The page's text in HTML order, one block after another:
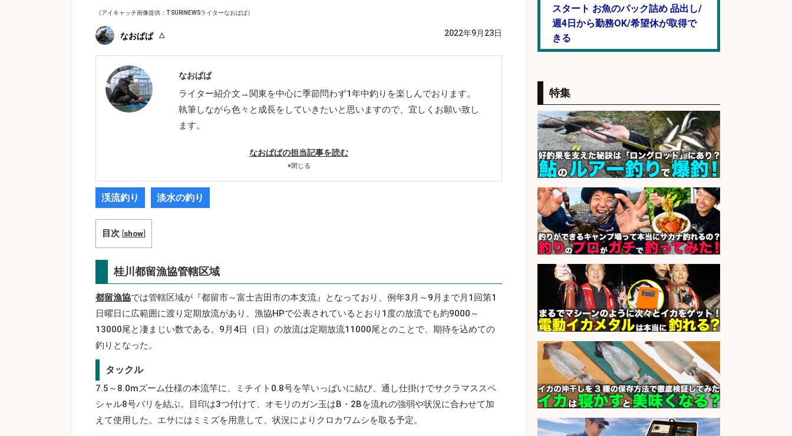
（アイキャッチ画像提供：TSURINEWSライターなおぱぱ）
なおぱぱ 2022年9月23日
なおぱぱ
ライター紹介文→関東を中心に季節問わず1年中釣りを楽しんでおります。
執筆しながら色々と成長をしていきたいと思いますので、宜しくお願い致し
ます。
なおぱぱの担当記事を読む
×閉じる
渓流釣り 淡水の釣り
目次 [show]
桂川都留漁協管轄区域
都留漁協では管轄区域が『都留市～富士吉田市の本支流』となっており、例年3月～9月まで月1回第1
日曜日に広範囲に渡り定期放流があり、漁協HPで公表されているとおり1度の放流でも約9000～
13000尾と凄まじい数である。9月4日（日）の放流は定期放流11000尾とのことで、期待を込めての
釣りとなった。
タックル
7.5～8.0mズーム仕様の本流竿に、ミチイト0.8号を竿いっぱいに結び、通し仕掛けでサクラマススペ
シャル8号バリを結ぶ。目印は3つ付けて、オモリのガン玉はB・2Bを流れの強弱や状況に合わせて加
えて使用した。エサにはミミズを用意して、状況によりクロカワムシを取る予定。
スタート お魚のパック詰め 品出し/
週4日から勤務OK/希望休が取得で
きる
人材紹介事業責任者候補/飲食業界
向けSaaS企業「魚ぽち」/東証グロ
ース市場上場
会社名 株式会社フーディソン
sponsored by 求人ボックス
魚の「バイヤー」貴方の目利きでヒ
ットを生む、裁量バイヤー募集
会社名 株式会社コムライン
sponsored by 求人ボックス
フィッシング用品の「製品開発設
計」
会社名 メガバス株式会社
魚をさばける方必見「鮮魚部門スタ
ッフ」/3つの働き方が選べる
会社名 株式会社旬
sponsored by 求人ボックス
特集